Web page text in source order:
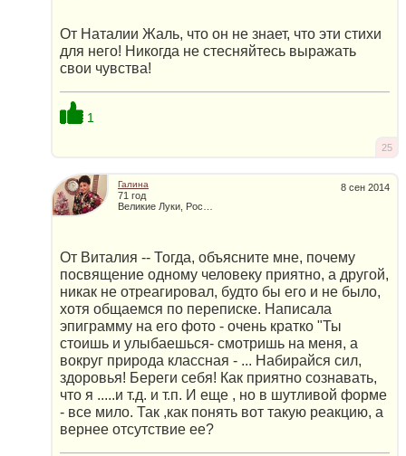
От Наталии Жаль, что он не знает, что эти стихи
для него! Никогда не стесняйтесь выражать
свои чувства!
1
25
8 сен 2014
Галина
71 год
От Виталия -- Тогда, объясните мне, почему
посвящение одному человеку приятно, а другой,
никак не отреагировал, будто бы его и не было,
хотя общаемся по переписке. Написала
эпиграмму на его фото - очень кратко "Ты
стоишь и улыбаешься- смотришь на меня, а
вокруг природа классная - ... Набирайся сил,
здоровья! Береги себя! Как приятно сознавать,
что я .....и т.д. и т.п. И еще , но в шутливой форме
- все мило. Так ,как понять вот такую реакцию, а
вернее отсутствие ее?